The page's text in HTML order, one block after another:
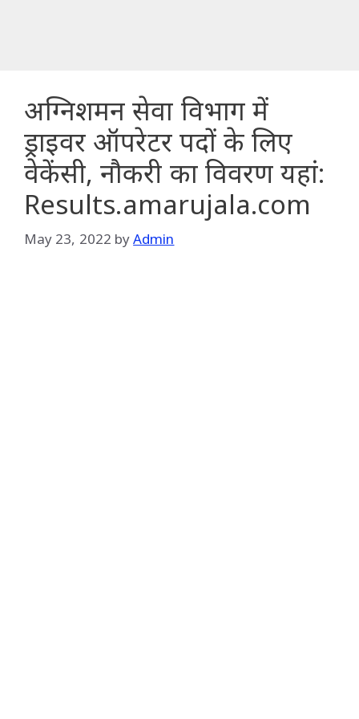
अग्निशमन सेवा विभाग में
ड्राइवर ऑपरेटर पदों के लिए
वेकेंसी, नौकरी का विवरण यहां:
Results.amarujala.com
May 23, 2022 byAdmin